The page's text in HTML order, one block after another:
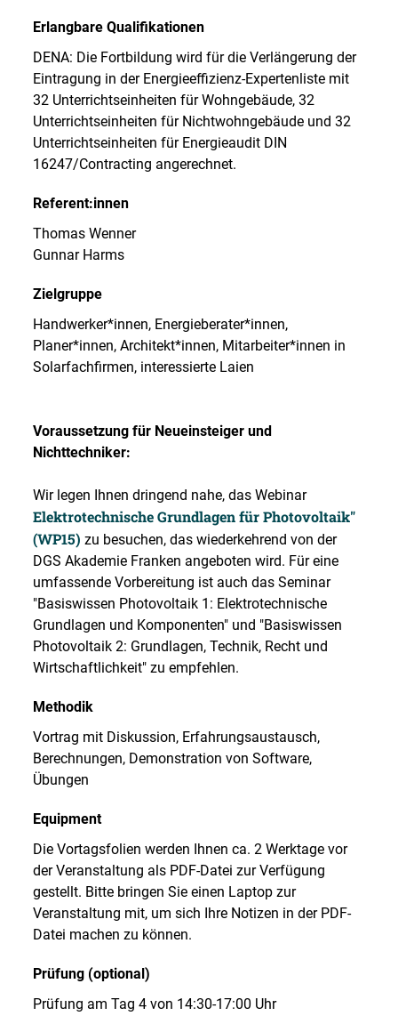
Erlangbare Qualifikationen
DENA: Die Fortbildung wird für die Verlängerung der
Eintragung in der Energieeffizienz-Expertenliste mit
32 Unterrichtseinheiten für Wohngebäude, 32
Unterrichtseinheiten für Nichtwohngebäude und 32
Unterrichtseinheiten für Energieaudit DIN
16247/Contracting angerechnet.
Referent:innen
Thomas Wenner
Gunnar Harms
Zielgruppe
Handwerker*innen, Energieberater*innen,
Planer*innen, Architekt*innen, Mitarbeiter*innen in
Solarfachfirmen, interessierte Laien
Voraussetzung für Neueinsteiger und
Nichttechniker:
Wir legen Ihnen dringend nahe, das Webinar
Elektrotechnische Grundlagen für Photovoltaik"
(WP15) zu besuchen, das wiederkehrend von der
DGS Akademie Franken angeboten wird. Für eine
umfassende Vorbereitung ist auch das Seminar
"Basiswissen Photovoltaik 1: Elektrotechnische
Grundlagen und Komponenten" und "Basiswissen
Photovoltaik 2: Grundlagen, Technik, Recht und
Wirtschaftlichkeit" zu empfehlen.
Methodik
Vortrag mit Diskussion, Erfahrungsaustausch,
Berechnungen, Demonstration von Software,
Übungen
Equipment
Die Vortagsfolien werden Ihnen ca. 2 Werktage vor
der Veranstaltung als PDF-Datei zur Verfügung
gestellt. Bitte bringen Sie einen Laptop zur
Veranstaltung mit, um sich Ihre Notizen in der PDF-
Datei machen zu können.
Prüfung (optional)
Prüfung am Tag 4 von 14:30-17:00 Uhr